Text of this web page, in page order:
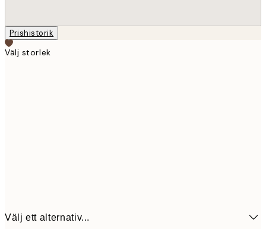
Prishistorik
Välj storlek
Välj ett alternativ...